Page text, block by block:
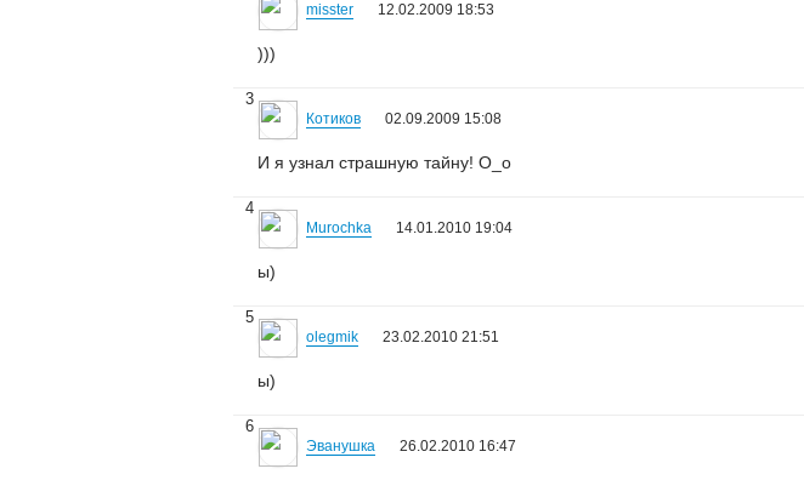
misster 12.02.2009 18:53
)))
3
Котиков 02.09.2009 15:08
И я узнал страшную тайну! О_о
4
Murochka 14.01.2010 19:04
ы)
5
olegmik 23.02.2010 21:51
ы)
6
Эванушка 26.02.2010 16:47